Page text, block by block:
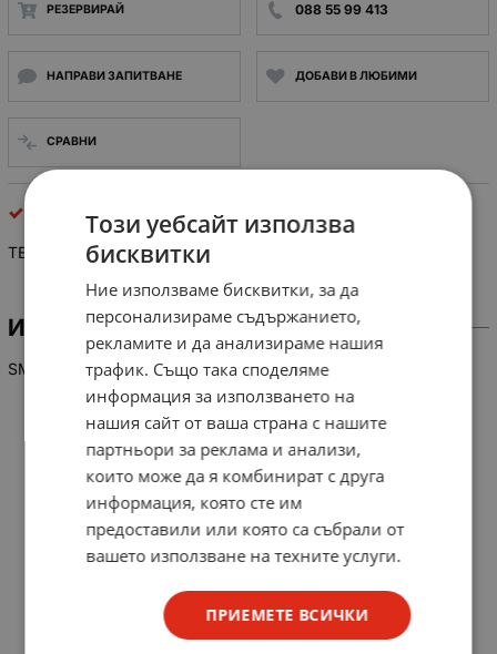
РЕЗЕРВИРАЙ 088 55 99 413
НАПРАВИ ЗАПИТВАНЕ ДОБАВИ В ЛЮБИМИ
СРАВНИ
интегрални схеми
TEA 2019
ИНФОРМАЦИЯ
SMPS CONTROL IC TV
Този уебсайт използва
бисквитки
Ние използваме бисквитки, за да
персонализираме съдържанието,
рекламите и да анализираме нашия
трафик. Също така споделяме
информация за използването на
нашия сайт от ваша страна с нашите
партньори за реклама и анализи,
които може да я комбинират с друга
информация, която сте им
предоставили или която са събрали от
вашето използване на техните услуги.
ПРИЕМЕТЕ ВСИЧКИ